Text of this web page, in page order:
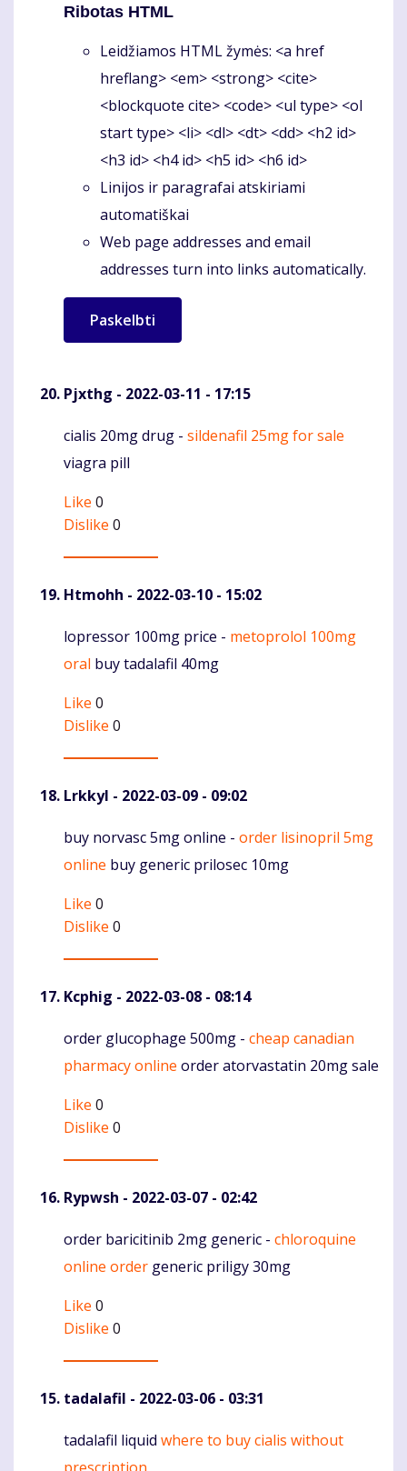
Ribotas HTML
Leidžiamos HTML žymės: <a href
hreflang> <em> <strong> <cite>
<blockquote cite> <code> <ul type> <ol
start type> <li> <dl> <dt> <dd> <h2 id>
<h3 id> <h4 id> <h5 id> <h6 id>
Linijos ir paragrafai atskiriami
automatiškai
Web page addresses and email
addresses turn into links automatically.
Pjxthg - 2022-03-11 - 17:15
Komentaras
cialis 20mg drug - sildenafil 25mg for sale
viagra pill
Like 0
Dislike 0
Htmohh - 2022-03-10 - 15:02
Komentaras
lopressor 100mg price - metoprolol 100mg
oral buy tadalafil 40mg
Like 0
Dislike 0
Lrkkyl - 2022-03-09 - 09:02
Komentaras
buy norvasc 5mg online - order lisinopril 5mg
online buy generic prilosec 10mg
Like 0
Dislike 0
Kcphig - 2022-03-08 - 08:14
Komentaras
order glucophage 500mg - cheap canadian
pharmacy online order atorvastatin 20mg sale
Like 0
Dislike 0
Rypwsh - 2022-03-07 - 02:42
Komentaras
order baricitinib 2mg generic - chloroquine
online order generic priligy 30mg
Like 0
Dislike 0
tadalafil - 2022-03-06 - 03:31
Komentaras
tadalafil liquid where to buy cialis without